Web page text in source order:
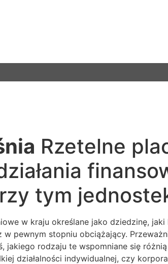
Rzetelne
tym
w kraju określane jako dziedzinę,
pewnym stopniu obciążający.
jakiego rodzaju te wspomniane się
działalności indywidualnej, czy